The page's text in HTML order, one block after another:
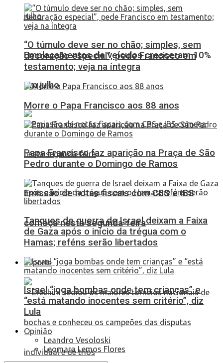
Emplacamentos de veículos cresceram 10%
em julho
Emissão de notas fiscais com CBS e IBS
começa nesta segunda-feira
Esporte
“O túmulo deve ser no chão; simples, sem
decoração especial”, pede Francisco em
testamento; veja na íntegra
Morre o Papa Francisco aos 88 anos
Papa Francisco faz aparição na Praça de São
Pedro durante o Domingo de Ramos
Tanques de guerra de Israel deixam a Faixa
de Gaza após o início da trégua com o
Hamas; reféns serão libertados
Israel “joga bombas onde tem crianças” e
“está matando inocentes sem critério”, diz
Lula
Opinião
Leandro Vesoloski
Leomara Lemos Flores